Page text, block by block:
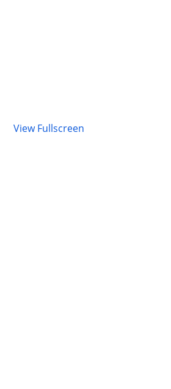
View Fullscreen